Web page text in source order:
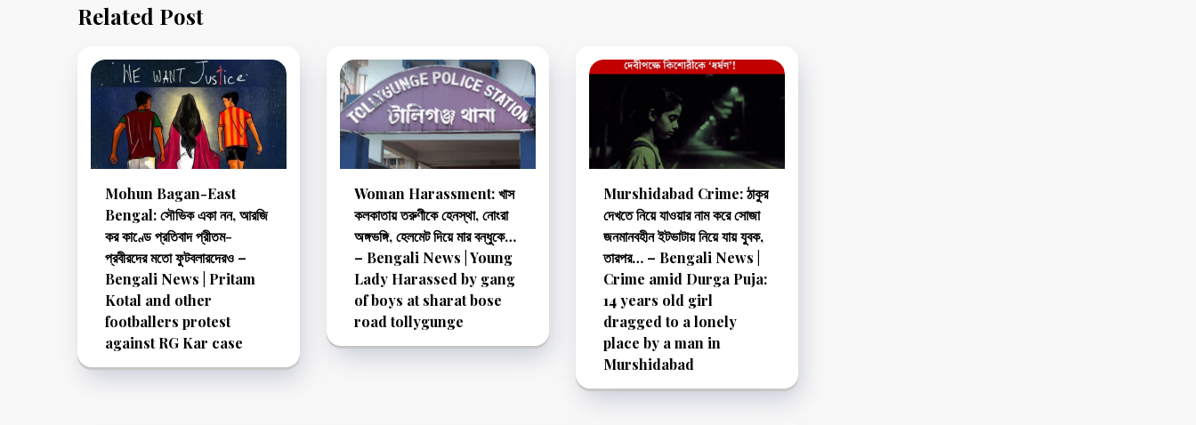
Related Post
Mohun Bagan-East
Bengal: সৌভিক একা নন, আরজি
কর কাণ্ডে প্রতিবাদ প্রীতম-
প্রবীরদের মতো ফুটবলারদেরও –
Bengali News | Pritam
Kotal and other
footballers protest
against RG Kar case
Woman Harassment: খাস
কলকাতায় তরুণীকে হেনস্থা, নোংরা
অঙ্গভঙ্গি, হেলমেট দিয়ে মার বন্ধুকে…
– Bengali News | Young
Lady Harassed by gang
of boys at sharat bose
road tollygunge
Murshidabad Crime: ঠাকুর
দেখতে নিয়ে যাওয়ার নাম করে সোজা
জনমানবহীন ইটভাটায় নিয়ে যায় যুবক,
তারপর… – Bengali News |
Crime amid Durga Puja:
14 years old girl
dragged to a lonely
place by a man in
Murshidabad